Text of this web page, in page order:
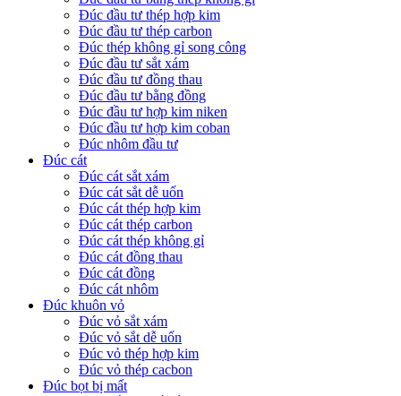
Đúc đầu tư thép hợp kim
Đúc đầu tư thép carbon
Đúc thép không gỉ song công
Đúc đầu tư sắt xám
Đúc đầu tư đồng thau
Đúc đầu tư bằng đồng
Đúc đầu tư hợp kim niken
Đúc đầu tư hợp kim coban
Đúc nhôm đầu tư
Đúc cát
Đúc cát sắt xám
Đúc cát sắt dễ uốn
Đúc cát thép hợp kim
Đúc cát thép carbon
Đúc cát thép không gỉ
Đúc cát đồng thau
Đúc cát đồng
Đúc cát nhôm
Đúc khuôn vỏ
Đúc vỏ sắt xám
Đúc vỏ sắt dễ uốn
Đúc vỏ thép hợp kim
Đúc vỏ thép cacbon
Đúc bọt bị mất